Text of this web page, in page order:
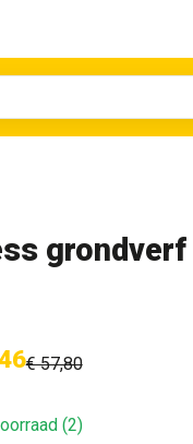
€ 57,80
(2)